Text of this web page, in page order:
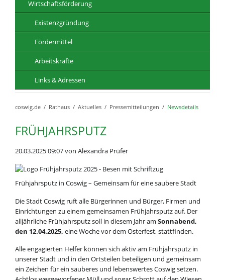
Wirtschaftsförderung
Existenzgründung
Fördermittel
Arbeitskräfte
Links & Adressen
coswig.de Rathaus Aktuelles Pressemitteilungen Newsdetails
FRÜHJAHRSPUTZ
20.03.2025 09:07von Alexandra Prüfer
Frühjahrsputz in Coswig – Gemeinsam für eine saubere Stadt
Die Stadt Coswig ruft alle Bürgerinnen und Bürger, Firmen und
Einrichtungen zu einem gemeinsamen Frühjahrsputz auf. Der
alljährliche Frühjahrsputz soll in diesem Jahr am Sonnabend,
den 12.04.2025, eine Woche vor dem Osterfest, stattfinden.
Alle engagierten Helfer können sich aktiv am Frühjahrsputz in
unserer Stadt und in den Ortsteilen beteiligen und gemeinsam
ein Zeichen für ein sauberes und lebenswertes Coswig setzen.